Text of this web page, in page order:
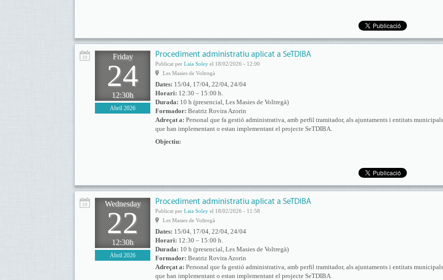
Friday
24
12:30h
Abril 2026
Procediment administratiu aplicat a SeTDIBA
Publicat per Laia Soley el 18/02/2026 - 12:00
Les Masies de Voltregà
Dates: 15/04, 17/04, 22/04, 24/04
Horari: 12:30 – 15:00 h.
Durada: 10 h (presencial, Les Masies de Voltregà)
Formador: Beatriz Rovira Azorin
Adreçat a: Personal que fa gestió administrativa, amb perfil tramitador, als ajuntaments i entitats municipals
que han implementant o estan implementant el projecte SeTDIBA.
Objectiu:
Wednesday
22
12:30h
Abril 2026
Procediment administratiu aplicat a SeTDIBA
Publicat per Laia Soley el 18/02/2026 - 11:58
Les Masies de Voltregà
Dates: 15/04, 17/04, 22/04, 24/04
Horari: 12:30 – 15:00 h.
Durada: 10 h (presencial, Les Masies de Voltregà)
Formador: Beatriz Rovira Azorin
Adreçat a: Personal que fa gestió administrativa, amb perfil tramitador, als ajuntaments i entitats municipals
que han implementant o estan implementant el projecte SeTDIBA.